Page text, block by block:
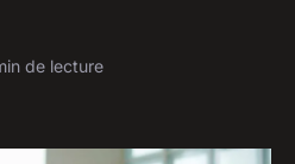
de lecture